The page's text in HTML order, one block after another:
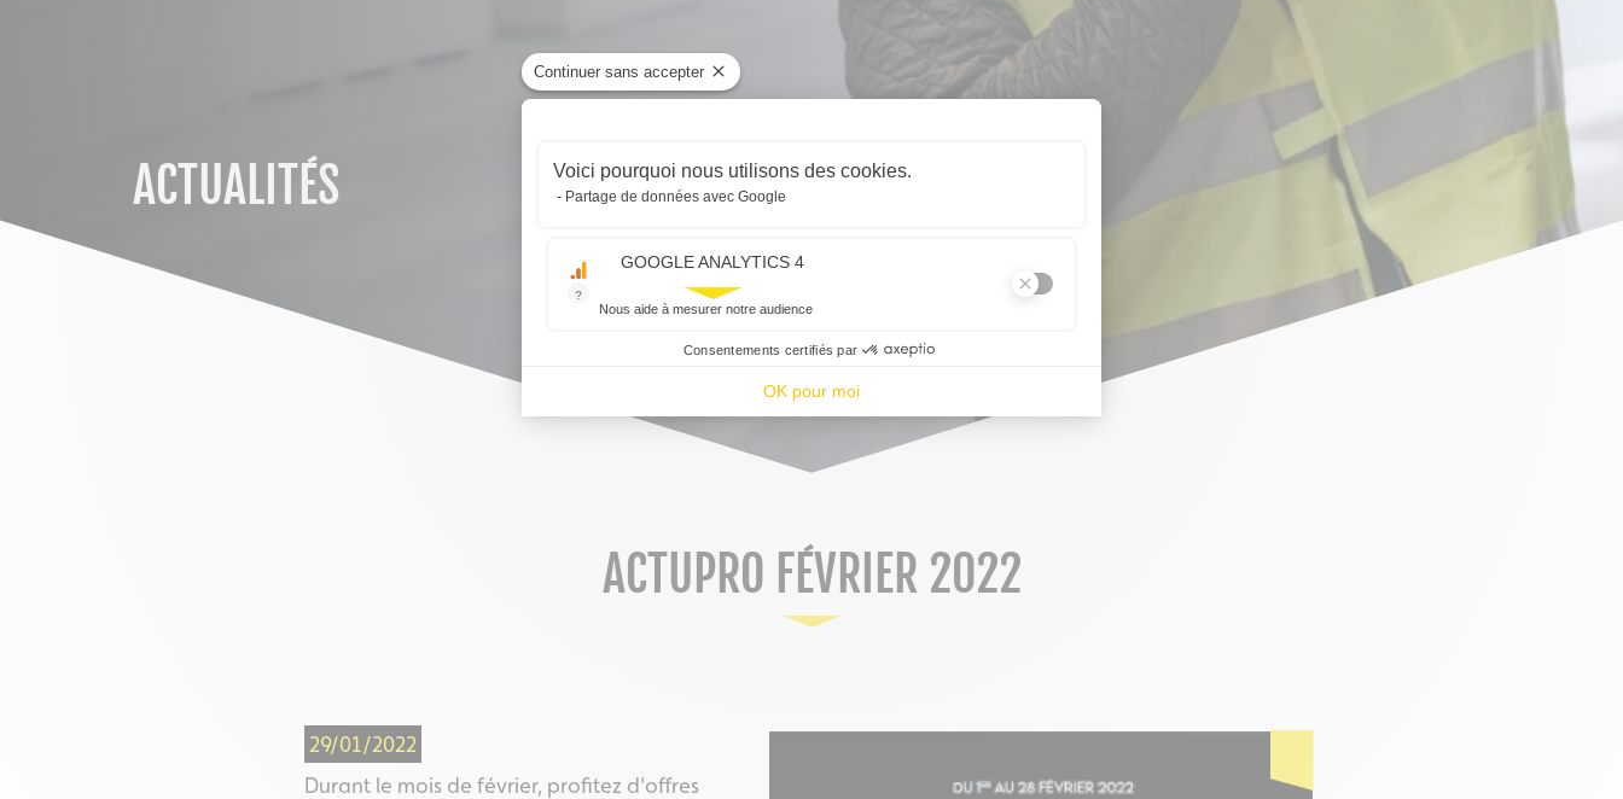
Continuer sans accepter
Plateforme de Gestion du Consentement : Personnalisez vos Options
Voici pourquoi nous utilisons des cookies.
Partage de données avec Google
?
GOOGLE ANALYTICS 4
Nous aide à mesurer notre audience
Essentiel pour la gestion du site web, il permet de mesurer des indicateurs tels que le trafic, les produits les plus consultés, ou encore la
Consentements certifiés par
OK pour moi
Axeptio consent
ACTUPRO FÉVRIER 2022
ACTUALITÉS
29/01/2022
Durant le mois de février, profitez d'offres